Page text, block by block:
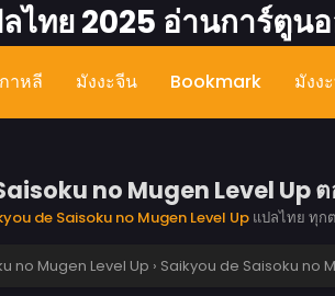
ไทย 2025 อ่านการ์ตูน
าหลี มังงะจีน Bookmark มังง
no Mugen Level Up
de Saisoku no Mugen Level Upแปลไทย ทุก
no Mugen Level Up › Saikyou de Saisoku no